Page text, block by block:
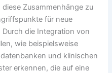
Zusammenhänge zu
für neue
die Integration von
wie beispielsweise
und klinischen
erkennen, die auf eine